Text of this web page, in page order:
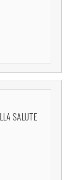
SALUTE